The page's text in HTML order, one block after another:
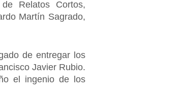
Relatos Cortos,
Martín Sagrado,
de entregar los
Javier Rubio.
el ingenio de los